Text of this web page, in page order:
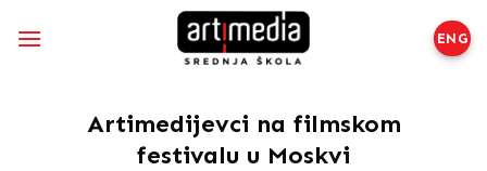
na
ENG
Artimedijevci na filmskom
festivalu u Moskvi